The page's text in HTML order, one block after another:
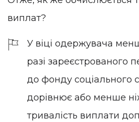
виплат?
У віці одержувача
разі зареєстрованого
до фонду соціального
дорівнює або менше
тривалість виплати